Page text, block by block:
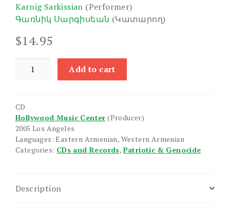
Karnig Sarkissian (Performer)
Գառնիկ Սարգիսեան (Կատարող)
$14.95
Lisbon
Add to cart
CD
Hollywood Music Center (Producer)
2005 Los Angeles
Languages: Eastern Armenian, Western Armenian
Categories: CDs and Records, Patriotic & Genocide
Description